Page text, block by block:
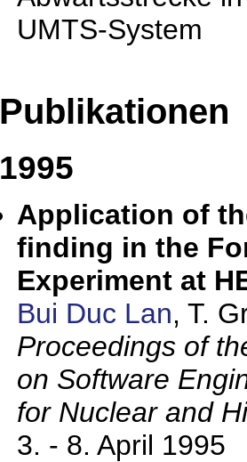
UMTS-System
Publikationen
1995
Application of
finding in the
Experiment at
Bui Duc Lan, T.
Proceedings of
on Software
for Nuclear and
3. - 8. April 1995